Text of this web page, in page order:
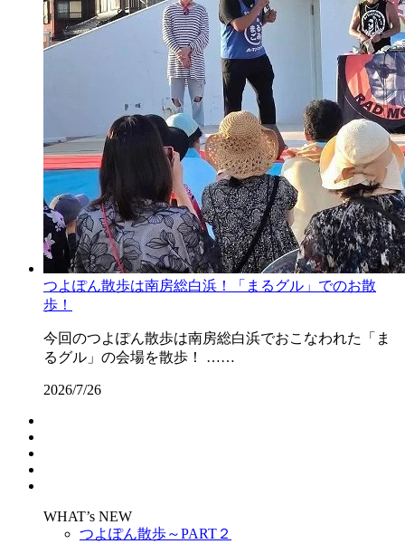
つよぽん散歩は南房総白浜！「まるグル」でのお散
歩！
今回のつよぽん散歩は南房総白浜でおこなわれた「ま
るグル」の会場を散歩！ ……
2026/7/26
WHAT’s NEW
つよぽん散歩～PART２